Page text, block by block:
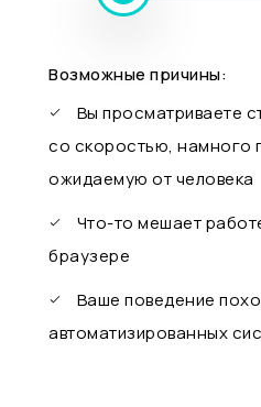
Возможные причины:
Вы просматриваете
со скоростью,
ожидаемую от человека
Что-то мешает
браузере
Ваше поведение
автоматизированных